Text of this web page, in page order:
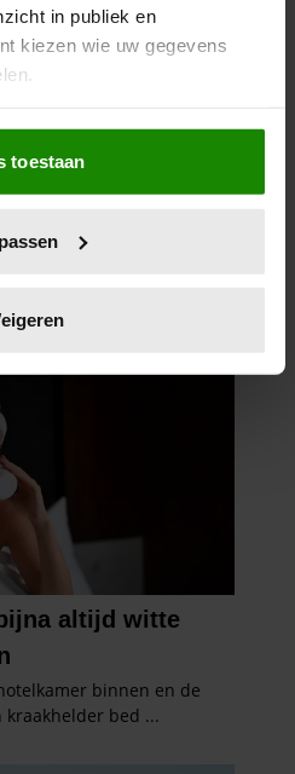
in publiek en
kiezen wie uw gegevens
ook graag:
over uw geografische
meter nauwkeurig kan zijn
eigenschappen (fingerprinting)
in het
en advertenties te
voor social media te bieden
te analyseren. Ook delen we
van onze site met onze
adverteren en analyse. Deze
combineren met andere
verstrekt of die ze hebben
gebruik van hun services. U
als u onze website blijft
toestaan